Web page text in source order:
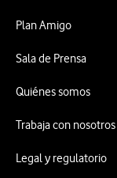
Plan Amigo
Sala de Prensa
Quiénes somos
Trabaja con nosotros
Legal y regulatorio